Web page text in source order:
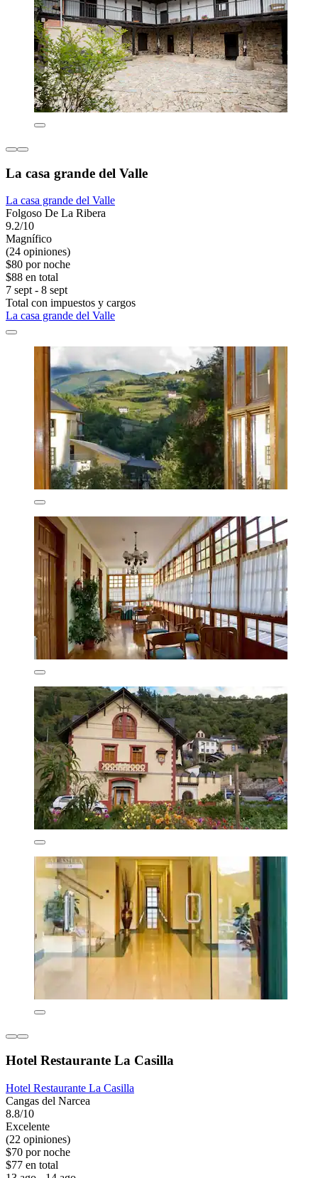
La casa grande del Valle
La casa grande del Valle
Folgoso De La Ribera
9.2/10
Magnífico
(24 opiniones)
$80 por noche
$88 en total
7 sept - 8 sept
Total con impuestos y cargos
La casa grande del Valle
Hotel Restaurante La Casilla
Hotel Restaurante La Casilla
Cangas del Narcea
8.8/10
Excelente
(22 opiniones)
$70 por noche
$77 en total